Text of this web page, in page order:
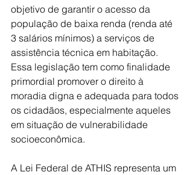
objetivo de garantir o acesso da
população de baixa renda (renda até
3 salários mínimos) a serviços de
assistência técnica em habitação.
Essa legislação tem como finalidade
primordial promover o direito à
moradia digna e adequada para todos
os cidadãos, especialmente aqueles
em situação de vulnerabilidade
socioeconômica.
A Lei Federal de ATHIS representa um